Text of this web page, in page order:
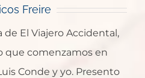
Freire
de El Viajero Accidental,
que comenzamos en
Conde y yo. Presento